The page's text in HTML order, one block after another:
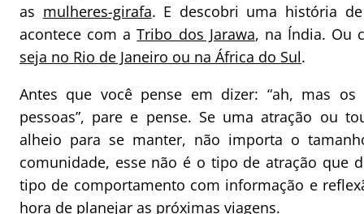
as mulheres-girafa. E descobri uma história
acontece com aTribo dos Jarawa, na Índia. Ou
seja no Rio de Janeiro ou na África do Sul.
Antes que você pense em dizer: “ah, mas
pessoas”, pare e pense. Se uma atração ou
alheio para se manter, não importa o
comunidade, esse não é o tipo de atração que
tipo de comportamento com informação e
hora de planejar as próximas viagens.